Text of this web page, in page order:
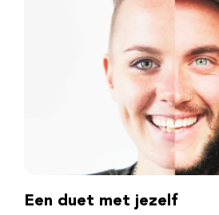
Een duet met jezelf